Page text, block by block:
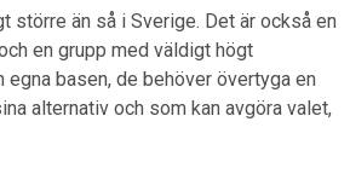
större än så i Sverige. Det är också en
en grupp med väldigt högt
basen, de behöver övertyga en
alternativ och som kan avgöra valet,